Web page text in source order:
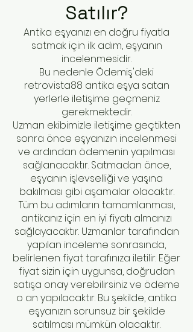
Satılır?
Antika eşyanızı en doğru fiyatla
satmak için ilk adım, eşyanın
incelenmesidir.
Bu nedenle Ödemiş'deki
retrovista88 antika eşya satan
yerlerle iletişime geçmeniz
gerekmektedir.
Uzman ekibimizle iletişime geçtikten
sonra önce eşyanızın incelenmesi
ve ardından ödemenin yapılması
sağlanacaktır. Satmadan önce,
eşyanın işlevselliği ve yaşına
bakılması gibi aşamalar olacaktır.
Tüm bu adımların tamamlanması,
antikanız için en iyi fiyatı almanızı
sağlayacaktır. Uzmanlar tarafından
yapılan inceleme sonrasında,
belirlenen fiyat tarafınıza iletilir. Eğer
fiyat sizin için uygunsa, doğrudan
satışa onay verebilirsiniz ve ödeme
o an yapılacaktır. Bu şekilde, antika
eşyanızın sorunsuz bir şekilde
satılması mümkün olacaktır.